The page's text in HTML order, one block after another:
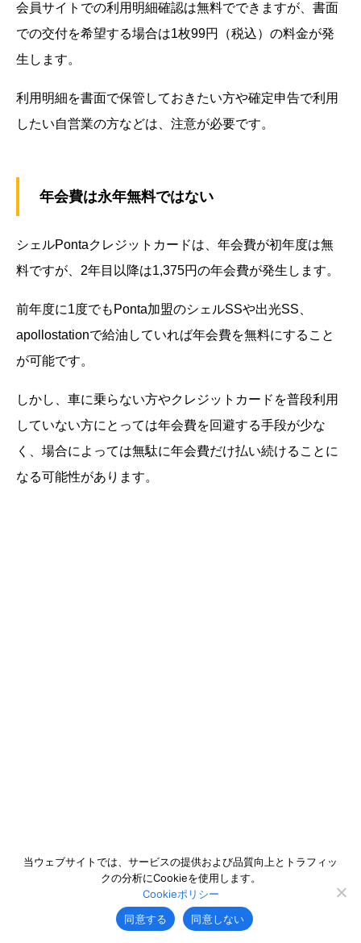
会員サイトでの利用明細確認は無料でできますが、書面
での交付を希望する場合は1枚99円（税込）の料金が発
生します。
利用明細を書面で保管しておきたい方や確定申告で利用
したい自営業の方などは、注意が必要です。
年会費は永年無料ではない
シェルPontaクレジットカードは、年会費が初年度は無
料ですが、2年目以降は1,375円の年会費が発生します。
前年度に1度でもPonta加盟のシェルSSや出光SS、
apollostationで給油していれば年会費を無料にすること
が可能です。
しかし、車に乗らない方やクレジットカードを普段利用
していない方にとっては年会費を回避する手段が少な
く、場合によっては無駄に年会費だけ払い続けることに
なる可能性があります。
シェルPontaクレジットカードに関す
当ウェブサイトでは、サービスの提供および品質向上とトラフィッ
クの分析にCookieを使用します。
Cookieポリシー
同意する
同意しない